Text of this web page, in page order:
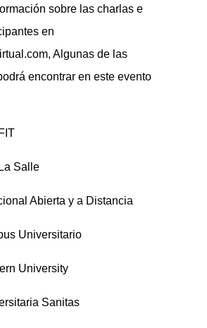
sobre las charlas e
en
Algunas de las
encontrar en este evento
Salle
Abierta y a Distancia
Universitario
University
Sanitas